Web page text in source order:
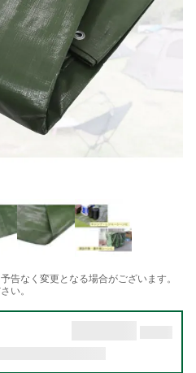
告なく変更となる場合がございます。
い。